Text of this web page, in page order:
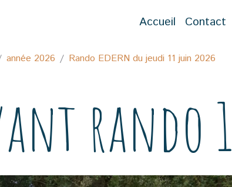
Accueil Contact
année 2026
Rando EDERN du jeudi 11 juin 2026
rando 1